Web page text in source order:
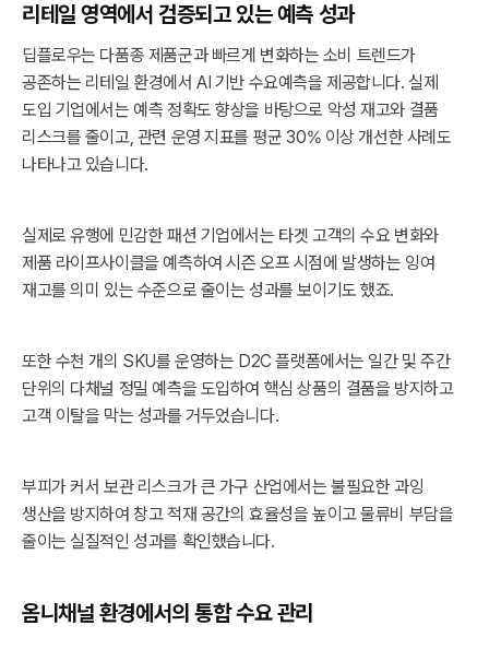
리테일 영역에서 검증되고 있는 예측 성과
딥플로우는 다품종 제품군과 빠르게 변화하는 소비 트렌드가
공존하는 리테일 환경에서 AI 기반 수요예측을 제공합니다. 실제
도입 기업에서는 예측 정확도 향상을 바탕으로 악성 재고와 결품
리스크를 줄이고, 관련 운영 지표를 평균 30% 이상 개선한 사례도
나타나고 있습니다.
실제로 유행에 민감한 패션 기업에서는 타겟 고객의 수요 변화와
제품 라이프사이클을 예측하여 시즌 오프 시점에 발생하는 잉여
재고를 의미 있는 수준으로 줄이는 성과를 보이기도 했죠.
또한 수천 개의 SKU를 운영하는 D2C 플랫폼에서는 일간 및 주간
단위의 다채널 정밀 예측을 도입하여 핵심 상품의 결품을 방지하고
고객 이탈을 막는 성과를 거두었습니다.
부피가 커서 보관 리스크가 큰 가구 산업에서는 불필요한 과잉
생산을 방지하여 창고 적재 공간의 효율성을 높이고 물류비 부담을
줄이는 실질적인 성과를 확인했습니다.
옴니채널 환경에서의 통합 수요 관리